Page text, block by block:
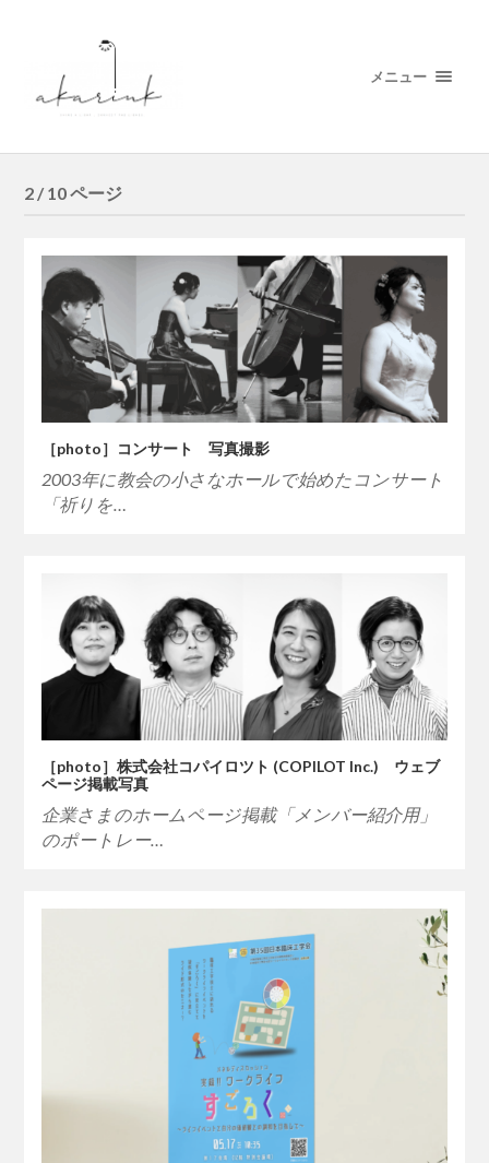
メニュー
2 / 10 ページ
［photo］コンサート 写真撮影
2003年に教会の小さなホールで始めたコンサート
「祈りを…
［photo］株式会社コパイロツト (COPILOT Inc.) ウェブ
ページ掲載写真
企業さまのホームページ掲載「メンバー紹介用」
のポートレー…